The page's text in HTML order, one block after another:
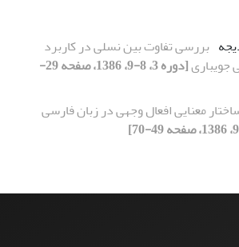
بررسی تفاوت بین نسلی در کاربرد
جویباری
[دوره 3، 8-9، 1386، صفحه 29-
معنایی افعال وجهی در زبان فارسی